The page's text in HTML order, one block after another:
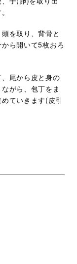
を取り、背骨と
ら開いて5枚おろ
尾から皮と身の
がら、包丁をま
ていきます(皮引